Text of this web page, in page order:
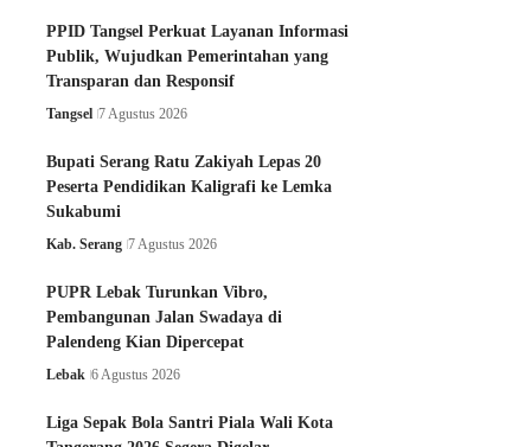
PPID Tangsel Perkuat Layanan Informasi
Publik, Wujudkan Pemerintahan yang
Transparan dan Responsif
Tangsel 7 Agustus 2026
Bupati Serang Ratu Zakiyah Lepas 20
Peserta Pendidikan Kaligrafi ke Lemka
Sukabumi
Kab. Serang 7 Agustus 2026
PUPR Lebak Turunkan Vibro,
Pembangunan Jalan Swadaya di
Palendeng Kian Dipercepat
Lebak 6 Agustus 2026
Liga Sepak Bola Santri Piala Wali Kota